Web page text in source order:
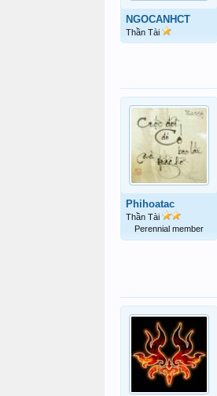
NGOCANHCT
Thần Tài
Phihoatac
Thần Tài
Perennial member